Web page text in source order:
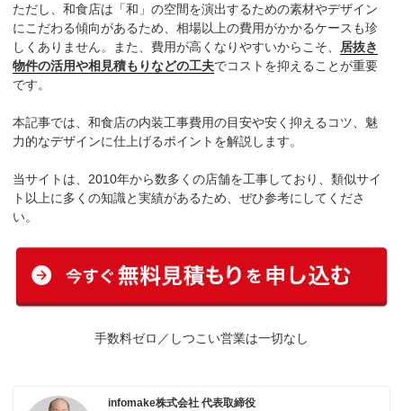
ただし、和食店は「和」の空間を演出するための素材やデザイン
にこだわる傾向があるため、相場以上の費用がかかるケースも珍
しくありません。また、費用が高くなりやすいからこそ、 居抜き
物件の活用や相見積もりなどの工夫でコストを抑えることが重要
です。
本記事では、和食店の内装工事費用の目安や安く抑えるコツ、魅
力的なデザインに仕上げるポイントを解説します。
当サイトは、2010年から数多くの店舗を工事しており、類似サイ
ト以上に多くの知識と実績があるため、ぜひ参考にしてくださ
い。
手数料ゼロ／しつこい営業は一切なし
infomake株式会社 代表取締役